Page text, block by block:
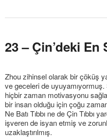
23 – Çin’deki En
Zhou zihinsel olarak bir çöküş
ve geceleri de
hiçbir zaman motivasyonu
bir insan olduğu için çoğu
Ne Batı Tıbbı ne de Çin Tıbbı
işveren de isyan etmiş ve
uzaklaştırılmış.